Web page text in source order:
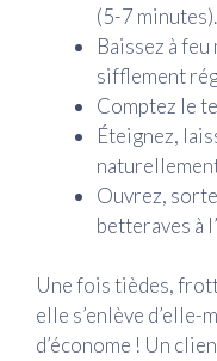
(5-7 minutes).
Baissez à
sifflement
Comptez le
Éteignez,
Ouvrez,
betteraves à
Une fois tièdes,
elle s’enlève d’elle-
d’économe ! Un